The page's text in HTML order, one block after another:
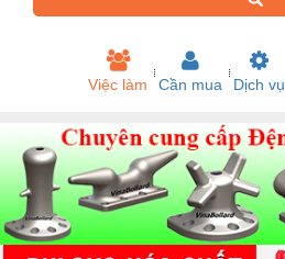
Việc làm Cần mua Dịch vụ